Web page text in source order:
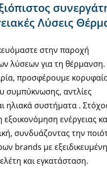
Λύσεις
στην παροχή
λύσεων για τη
προσφέρουμε
συμπύκνωσης, αντλίες
ηλιακά συστήματα .
εξοικονόμηση ενέργειας
συνδυάζοντας την
brands με
και εγκατάσταση.